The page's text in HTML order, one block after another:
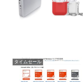
タイムセール